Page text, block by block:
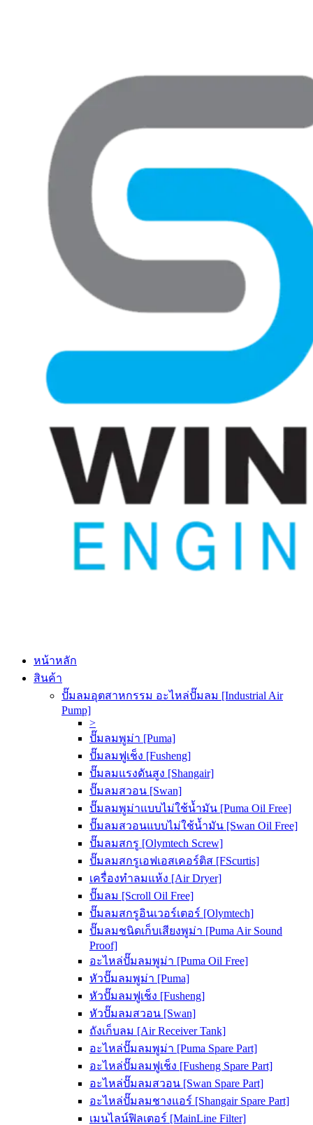
หน้าหลัก
สินค้า
ปั๊มลมอุตสาหกรรม อะไหล่ปั๊มลม [Industrial Air
Pump]
>
ปั๊มลมพูม่า [Puma]
ปั๊มลมฟูเช็ง [Fusheng]
ปั๊มลมแรงดันสูง [Shangair]
ปั๊มลมสวอน [Swan]
ปั๊มลมพูม่าแบบไม่ใช้น้ำมัน [Puma Oil Free]
ปั๊มลมสวอนแบบไม่ใช้น้ำมัน [Swan Oil Free]
ปั๊มลมสกรู [Olymtech Screw]
ปั๊มลมสกรูเอฟเอสเคอร์ติส [FScurtis]
เครื่องทำลมแห้ง [Air Dryer]
ปั๊มลม [Scroll Oil Free]
ปั๊มลมสกรูอินเวอร์เตอร์ [Olymtech]
ปั๊มลมชนิดเก็บเสียงพูม่า [Puma Air Sound
Proof]
อะไหล่ปั๊มลมพูม่า [Puma Oil Free]
หัวปั๊มลมพูม่า [Puma]
หัวปั๊มลมฟูเช็ง [Fusheng]
หัวปั๊มลมสวอน [Swan]
ถังเก็บลม [Air Receiver Tank]
อะไหล่ปั๊มลมพูม่า [Puma Spare Part]
อะไหล่ปั๊มลมฟูเช็ง [Fusheng Spare Part]
อะไหล่ปั๊มลมสวอน [Swan Spare Part]
อะไหล่ปั๊มลมชางแอร์ [Shangair Spare Part]
เมนไลน์ฟิลเตอร์ [MainLine Filter]